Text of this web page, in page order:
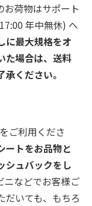
お荷物はサポート
年中無休) へ
に最大規格をオ
た場合は、送料
ください。
をご利用くださ
ートをお品物と
シュバックをし
ニなどでお客様ご
だいても、もちろ